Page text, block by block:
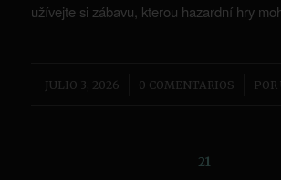
užívejte si zábavu, kterou hazardní hry
JULIO 3, 2026
/ 0 COMENTARIOS
/ POR
21